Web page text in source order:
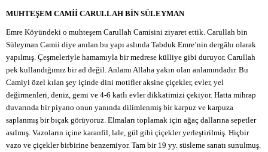
MUHTEŞEM CAMİİ CARULLAH BİN SÜLEYMAN
Emre Köyündeki o muhteşem Carullah Camisini ziyaret ettik. Carullah bin
Süleyman Camii diye anılan bu yapı aslında Tabduk Emre’nin dergâhı olarak
yapılmış. Çeşmeleriyle hamamıyla bir medrese külliye gibi duruyor. Carullah
pek kullandığımız bir ad değil. Anlamı Allaha yakın olan anlamındadır. Bu
Camiyi özel kılan şey içinde dini motifler aksine çiçekler, evler, yel
değirmenleri, deniz, gemi ve 4-6 katlı evler dikkatimizi çekiyor. Hatta mihrap
duvarında bir piyano onun yanında dilimlenmiş bir karpuz ve karpuza
saplanmış bir bıçak görüyoruz. Elmaları toplamak için ağaç dallarına sepetler
asılmış. Vazoların içine karanfil, lale, gül gibi çiçekler yerleştirilmiş. Hiçbir
vazo ve çiçekler birbirine benzemiyor. Tam bir 19 yy. süsleme sanatı sunulmuş.